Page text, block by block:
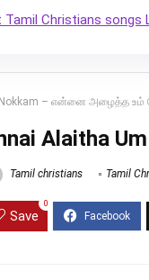
Nokkam – என்னை அழைத்த
Alaitha
Tamil christians Tamil
Save
0